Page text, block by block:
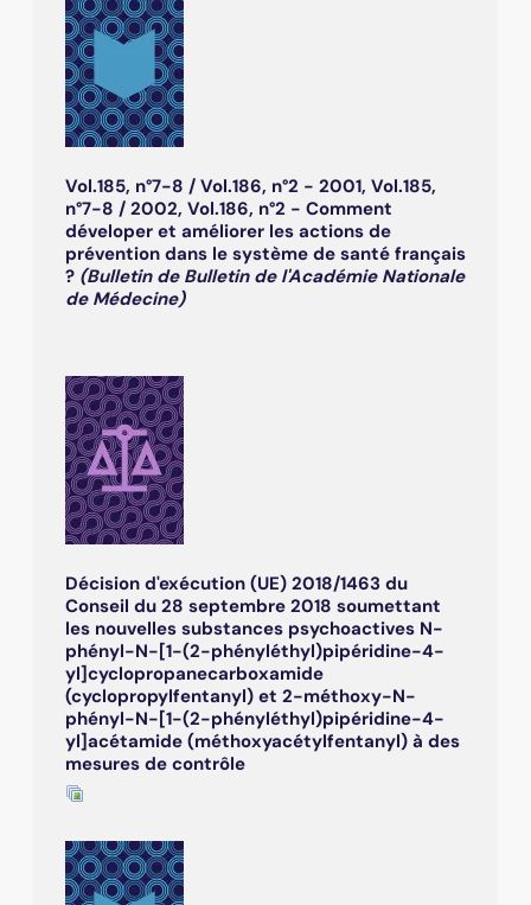
Vol.185, n°7-8 / Vol.186, n°2 - 2001, Vol.185,
n°7-8 / 2002, Vol.186, n°2 - Comment
déveloper et améliorer les actions de
prévention dans le système de santé français
? (Bulletin de Bulletin de l'Académie Nationale
de Médecine)
Décision d'exécution (UE) 2018/1463 du
Conseil du 28 septembre 2018 soumettant
les nouvelles substances psychoactives N-
phényl-N-[1-(2-phényléthyl)pipéridine-4-
yl]cyclopropanecarboxamide
(cyclopropylfentanyl) et 2-méthoxy-N-
phényl-N-[1-(2-phényléthyl)pipéridine-4-
yl]acétamide (méthoxyacétylfentanyl) à des
mesures de contrôle